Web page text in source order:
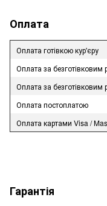
Оплата
Оплата готівкою кур'єру
Оплата за безготівковим
Оплата за
Оплата постоплатою
Оплата картами Visa /
Гарантія